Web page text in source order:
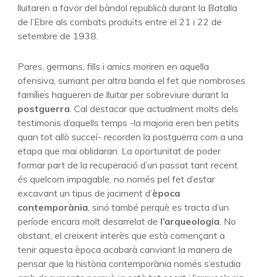
lluitaren a favor del bàndol republicà durant la Batalla
de l’Ebre als combats produïts entre el 21 i 22 de
setembre de 1938.
Pares, germans, fills i amics moriren en aquella
ofensiva, sumant per altra banda el fet que nombroses
famílies hagueren de lluitar per sobreviure durant la
postguerra. Cal destacar que actualment molts dels
testimonis d’aquells temps -la majoria eren ben petits
quan tot allò succeí- recorden la postguerra com a una
etapa que mai oblidaran. La oportunitat de poder
formar part de la recuperació d’un passat tant recent
és quelcom impagable, no només pel fet d’estar
excavant un tipus de jaciment d’època
contemporània, sinó també perquè es tracta d’un
període encara molt desarrelat de l’arqueologia. No
obstant, el creixent interès que està començant a
tenir aquesta època acabarà canviant la manera de
pensar que la història contemporània només s’estudia